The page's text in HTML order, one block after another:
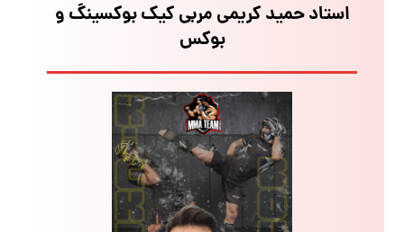
استاد حمید کریمی مربی کیک بوکسینگ و
بوکس